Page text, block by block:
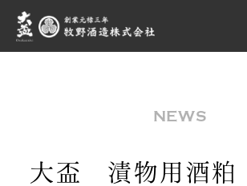
NEWS
大盃 漬物用酒